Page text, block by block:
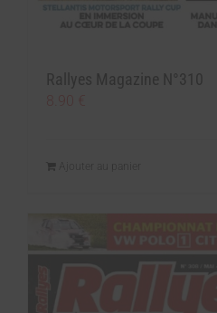
Rallyes Magazine N°310
Ajouter au panier